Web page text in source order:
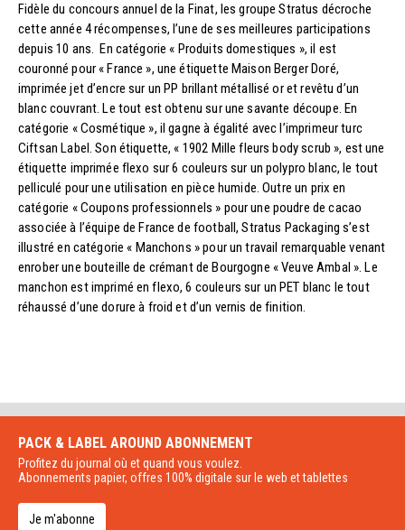
Fidèle du concours annuel de la Finat, les groupe Stratus décroche
cette année 4 récompenses, l’une de ses meilleures participations
depuis 10 ans. En catégorie « Produits domestiques », il est
couronné pour « France », une étiquette Maison Berger Doré,
imprimée jet d’encre sur un PP brillant métallisé or et revêtu d’un
blanc couvrant. Le tout est obtenu sur une savante découpe. En
catégorie « Cosmétique », il gagne à égalité avec l’imprimeur turc
Ciftsan Label. Son étiquette, « 1902 Mille fleurs body scrub », est une
étiquette imprimée flexo sur 6 couleurs sur un polypro blanc, le tout
pelliculé pour une utilisation en pièce humide. Outre un prix en
catégorie « Coupons professionnels » pour une poudre de cacao
associée à l’équipe de France de football, Stratus Packaging s’est
illustré en catégorie « Manchons » pour un travail remarquable venant
enrober une bouteille de crémant de Bourgogne « Veuve Ambal ». Le
manchon est imprimé en flexo, 6 couleurs sur un PET blanc le tout
réhaussé d’une dorure à froid et d’un vernis de finition.
PACK & LABEL AROUND ABONNEMENT
Profitez du journal où et quand vous voulez.
Abonnements papier, offres 100% digitale sur le web et tablettes
Je m'abonne